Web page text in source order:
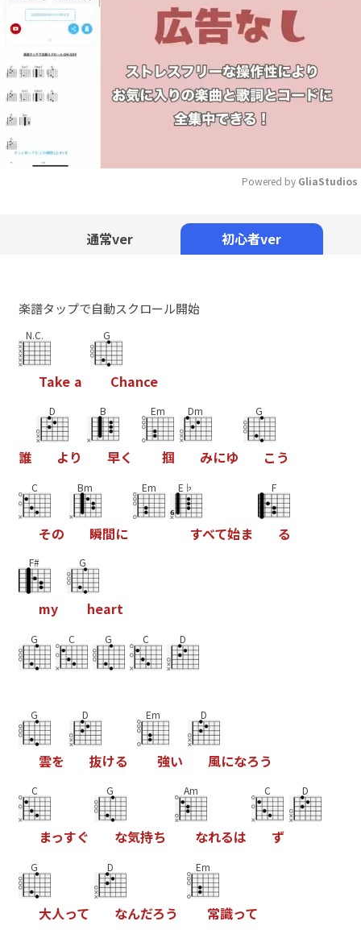
Powered by GliaStudios
通常ver 初心者ver
楽譜タップで自動スクロール開始
N.C.
Take a
G
Chance
誰
D
よ り
B
早く
Em
掴
Dm
みにゆ
G
こ う
C
その
Bm
瞬間に
Em E♭
すべて始ま
F
る
F#
my
G
heart
G C G C D
G
雲を
D
抜ける
Em
強い
D
風になろう
C
まっすぐ
G
な気持ち
Am
なれるは
C
ず
D
G
大人って
D
なんだろう
Em
常識って